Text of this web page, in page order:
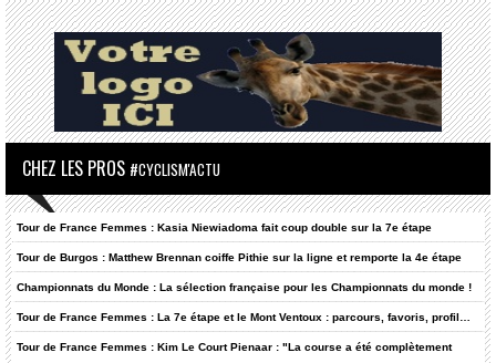
CHEZ LES PROS #CYCLISM'ACTU
Tour de France Femmes : Kasia Niewiadoma fait coup double sur la 7e étape
Tour de Burgos : Matthew Brennan coiffe Pithie sur la ligne et remporte la 4e étape
Championnats du Monde : La sélection française pour les Championnats du monde !
Tour de France Femmes : La 7e étape et le Mont Ventoux : parcours, favoris, profil…
Tour de France Femmes : Kim Le Court Pienaar : "La course a été complètement